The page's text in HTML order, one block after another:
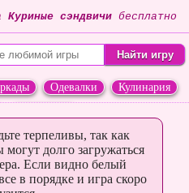
Куриные сэндвичи бесплатно
Одевалки
Кулинария
терпеливы, так как
долго загружаться
Если видно белый
в порядке и игра скоро